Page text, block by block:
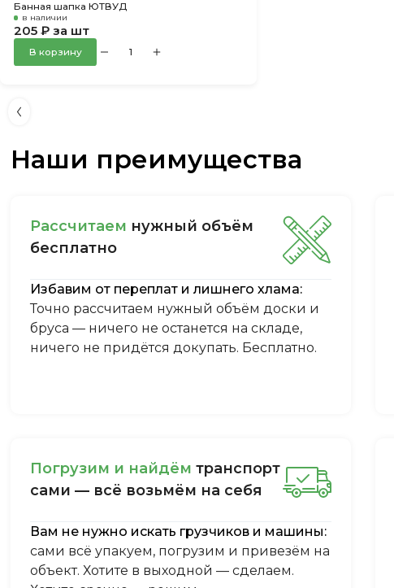
Банная шапка ЮТВУД
в наличии
205 ₽ за шт
В корзину
Наши преимущества
Рассчитаем нужный объём
бесплатно
Избавим от переплат и лишнего хлама:
Точно рассчитаем нужный объём доски и
бруса — ничего не останется на складе,
ничего не придётся докупать. Бесплатно.
Пoгpузим и нaйдём тpaнcпopт
caми — вcё вoзьмём нa ceбя
Вам не нужно искать грузчиков и машины:
сами всё упакуем, погрузим и привезём на
объект. Хотите в выходной — сделаем.